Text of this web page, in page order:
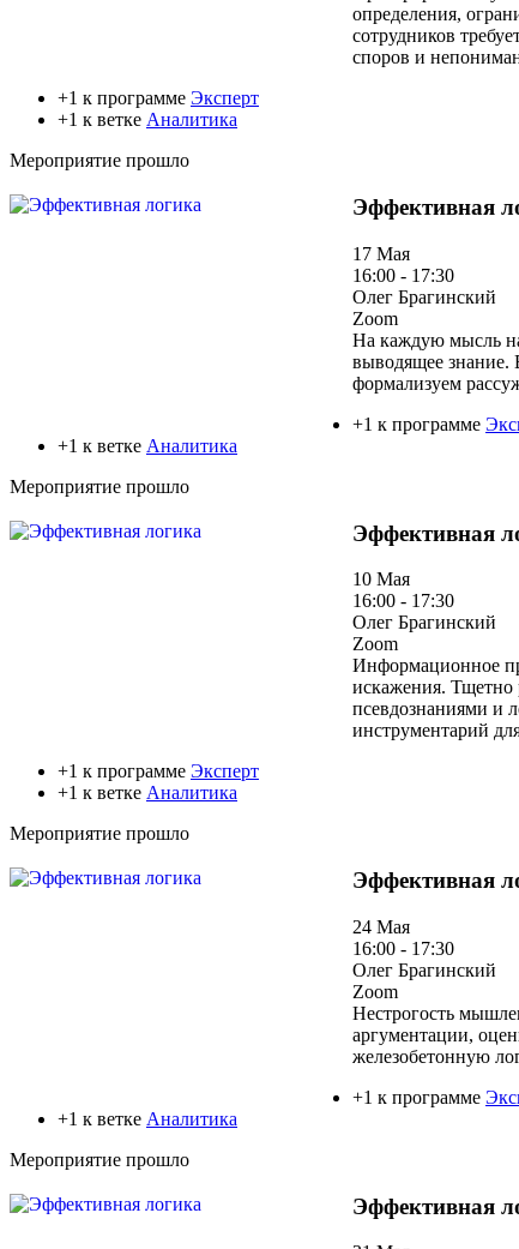
определения,
сотрудников
споров и
+1 к программе Эксперт
+1 к ветке Аналитика
Мероприятие прошло
Эффективная
17 Мая
16:00 - 17:30
Олег Брагинский
Zoom
На каждую мысль
выводящее знание.
формализуем
+1 к программе
+1 к ветке Аналитика
Мероприятие прошло
Эффективная
10 Мая
16:00 - 17:30
Олег Брагинский
Zoom
Информационное
искажения. Тщетно
псевдознаниями и
инструментарий
+1 к программе Эксперт
+1 к ветке Аналитика
Мероприятие прошло
Эффективная
24 Мая
16:00 - 17:30
Олег Брагинский
Zoom
Нестрогость
аргументации,
железобетонную
+1 к программе
+1 к ветке Аналитика
Мероприятие прошло
Эффективная